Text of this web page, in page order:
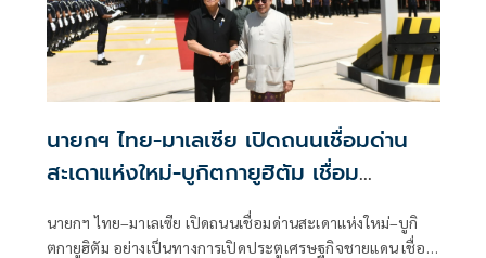
นายกฯ ไทย-มาเลเซีย เปิดถนนเชื่อมด่าน
สะเดาแห่งใหม่-บูกิตกายูฮิตัม เชื่อม
นายกฯ ไทย–มาเลเซีย เปิดถนนเชื่อมด่านสะเดาแห่งใหม่–บูกิ
ตกายูฮิตัม อย่างเป็นทางการเปิดประตูเศรษฐกิจชายแดน เชื่อม